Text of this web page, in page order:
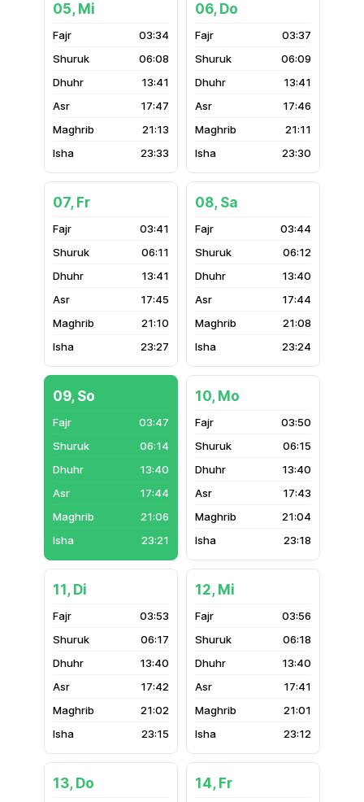
05, Mi
03:34
06:08
13:41
17:47
21:13
23:33
06, Do
03:37
06:09
13:41
17:46
21:11
23:30
07, Fr
03:41
06:11
13:41
17:45
21:10
23:27
08, Sa
03:44
06:12
13:40
17:44
21:08
23:24
09, So
03:47
06:14
13:40
17:44
21:06
23:21
10, Mo
03:50
06:15
13:40
17:43
21:04
23:18
11, Di
03:53
06:17
13:40
17:42
21:02
23:15
12, Mi
03:56
06:18
13:40
17:41
21:01
23:12
13, Do 14, Fr